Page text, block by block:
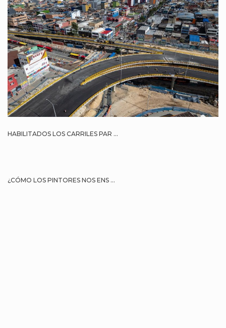
HABILITADOS LOS CARRILES PAR ...
¿CÓMO LOS PINTORES NOS ENS ...